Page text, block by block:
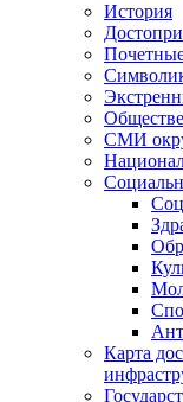
История
СМИ
Карта